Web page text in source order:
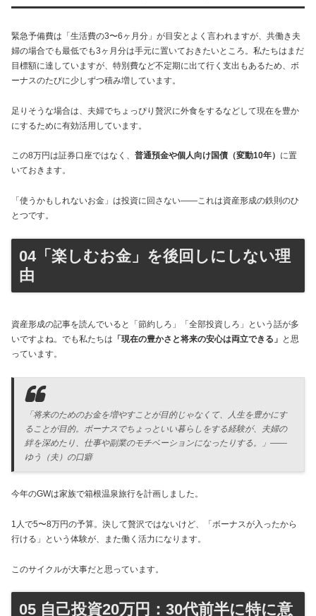
緊急予備費は「生活費の3〜6ヶ月分」が目安とよく言われますが、共働き夫
婦の場合でも最低でも3ヶ月分は手元に置いておきたいところ。私たちはまだ
目標額に達していますが、特別費など不定期に出て行く支出もあるため、ボ
ーナスのたびに少しずつ積み増しています。
足りそうな場合は、夫婦でちょっぴり贅沢に外食をするなどして現在を豊か
にするために有効活用しています。
この8万円は証券口座ではなく、 普通預金や個人向け国債（変動10年） に置
いておきます。
「使うかもしれないお金」は投資に回さない——これは資産形成の鉄則のひ
とつです。
04「楽しむお金」を後回しにしない理
由
資産形成の記事を読んでいると「節約しろ」「全部投資しろ」という話が多
いですよね。でも私たちは 「現在の豊かさと将来の安心は両立できる」 と思
っています。
「将来のためのお金を増やすことが目的じゃなくて、人生を豊かにす
ることが目的。ボーナスでちょっといい暮らしをする経験が、夫婦の
絆を深めたり、仕事や副業のモチベーションになったりする。」——
ゆう（夫）の口癖
今年のGWは家族で箱根温泉旅行を計画しました。
1人で5〜8万円の予算。決して贅沢ではないけど、「ボーナスが入ったから
行ける」という体験が、また働く活力になります。
このサイクルが大事だと思っています。
05 自己投資20万円：30代前半に特に意